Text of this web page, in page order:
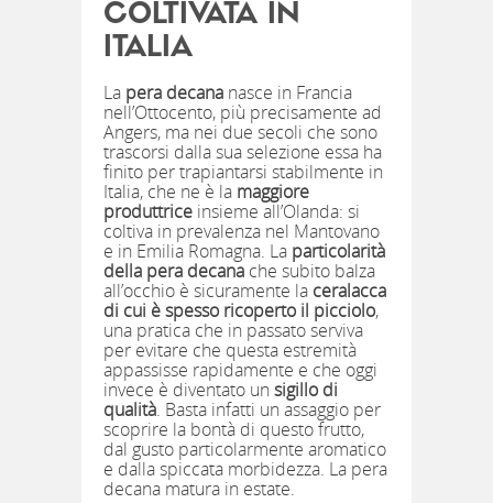
COLTIVATA IN
ITALIA
La pera decana nasce in Francia
nell’Ottocento, più precisamente ad
Angers, ma nei due secoli che sono
trascorsi dalla sua selezione essa ha
finito per trapiantarsi stabilmente in
Italia, che ne è la maggiore
produttrice insieme all’Olanda: si
coltiva in prevalenza nel Mantovano
e in Emilia Romagna. La particolarità
della pera decana che subito balza
all’occhio è sicuramente la ceralacca
di cui è spesso ricoperto il picciolo,
una pratica che in passato serviva
per evitare che questa estremità
appassisse rapidamente e che oggi
invece è diventato un sigillo di
qualità. Basta infatti un assaggio per
scoprire la bontà di questo frutto,
dal gusto particolarmente aromatico
e dalla spiccata morbidezza. La pera
decana matura in estate.